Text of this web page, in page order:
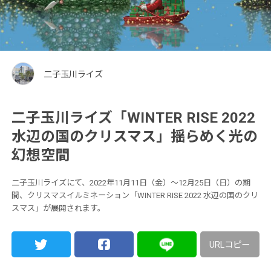
二子玉川ライズ
二子玉川ライズ「WINTER RISE 2022
水辺の国のクリスマス」揺らめく光の
幻想空間
二子玉川ライズにて、2022年11月11日（金）〜12月25日（日）の期
間、クリスマスイルミネーション「WINTER RISE 2022 水辺の国のクリ
スマス」が展開されます。
URLコピー